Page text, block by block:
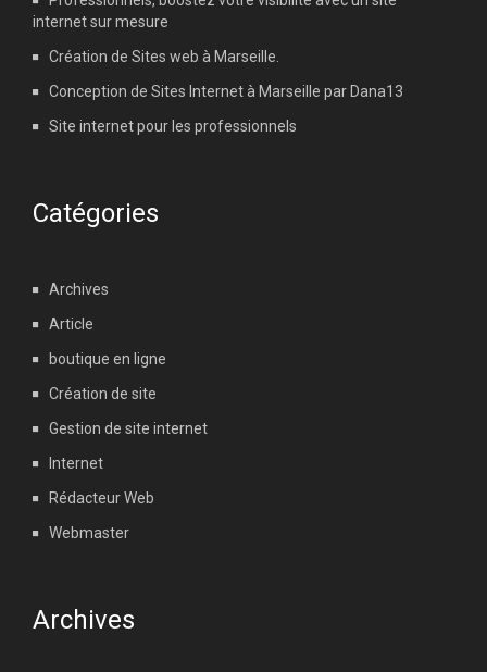
internet sur mesure
Création de Sites web à Marseille.
Conception de Sites Internet à Marseille par Dana13
Site internet pour les professionnels
Catégories
Archives
Article
boutique en ligne
Création de site
Gestion de site internet
Internet
Rédacteur Web
Webmaster
Archives